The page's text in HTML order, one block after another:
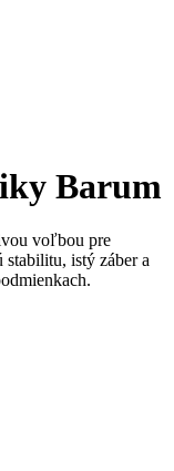
Barum
voľbou pre
istý záber a